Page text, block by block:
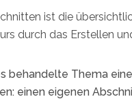
ist die
durch das Erstellen
behandelte Thema
einen eigenen